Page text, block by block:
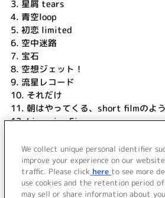
3. 星屑 tears
4. 青空loop
5. 初恋 limited
6. 空中迷路
7. 宝石
8. 空想ジェット！
9. 流星レコード
10. それだけ
11. 朝はやってくる、short filmのよう
12.Lingering Fizz
14.水彩キャンディー
15. 幸せは星の上 ～旅の途中、空を見
＜ BACK
We collect unique personal identifier
improve your experience on our
traffic. Please click here to see more
use cookies and the retention period of
may sell or share information about